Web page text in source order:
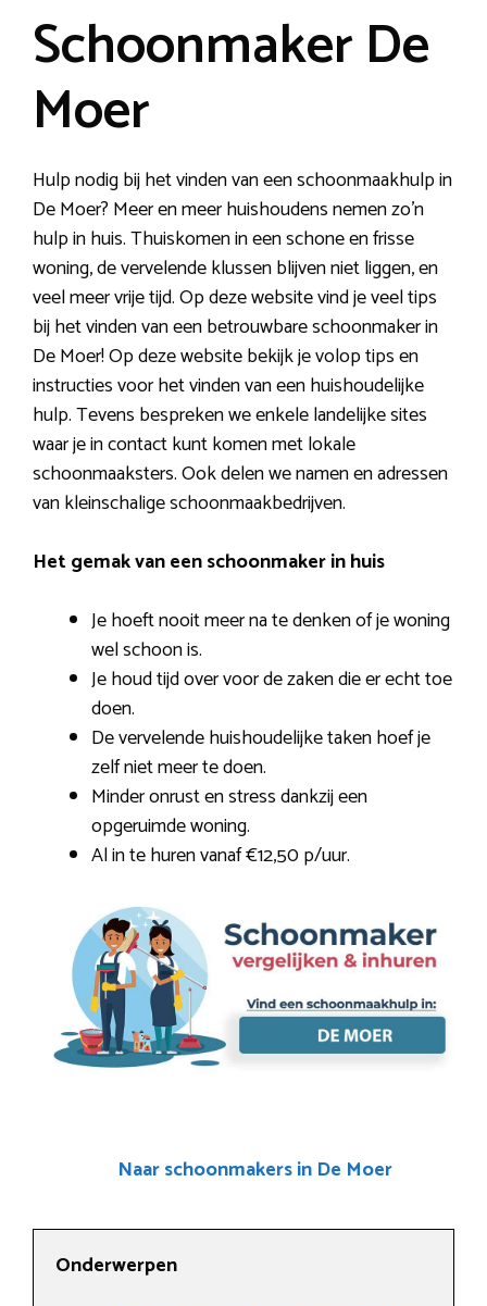
Schoonmaker De
Moer
Hulp nodig bij het vinden van een schoonmaakhulp in
De Moer? Meer en meer huishoudens nemen zo’n
hulp in huis. Thuiskomen in een schone en frisse
woning, de vervelende klussen blijven niet liggen, en
veel meer vrije tijd. Op deze website vind je veel tips
bij het vinden van een betrouwbare schoonmaker in
De Moer! Op deze website bekijk je volop tips en
instructies voor het vinden van een huishoudelijke
hulp. Tevens bespreken we enkele landelijke sites
waar je in contact kunt komen met lokale
schoonmaaksters. Ook delen we namen en adressen
van kleinschalige schoonmaakbedrijven.
Het gemak van een schoonmaker in huis
Je hoeft nooit meer na te denken of je woning
wel schoon is.
Je houd tijd over voor de zaken die er echt toe
doen.
De vervelende huishoudelijke taken hoef je
zelf niet meer te doen.
Minder onrust en stress dankzij een
opgeruimde woning.
Al in te huren vanaf €12,50 p/uur.
Naar schoonmakers in De Moer
Onderwerpen